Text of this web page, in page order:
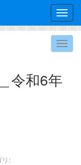
令和6年
リ: